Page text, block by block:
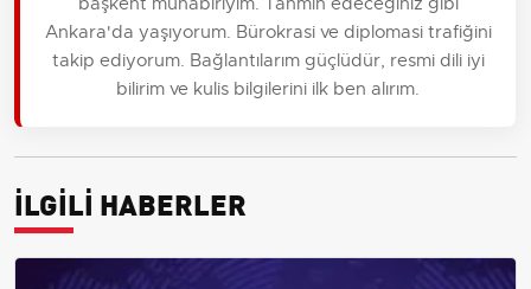
Ankara'da yaşıyorum. Bürokrasi ve diplomasi trafiğini
takip ediyorum. Bağlantılarım güçlüdür, resmi dili iyi
bilirim ve kulis bilgilerini ilk ben alırım.
İLGİLİ HABERLER